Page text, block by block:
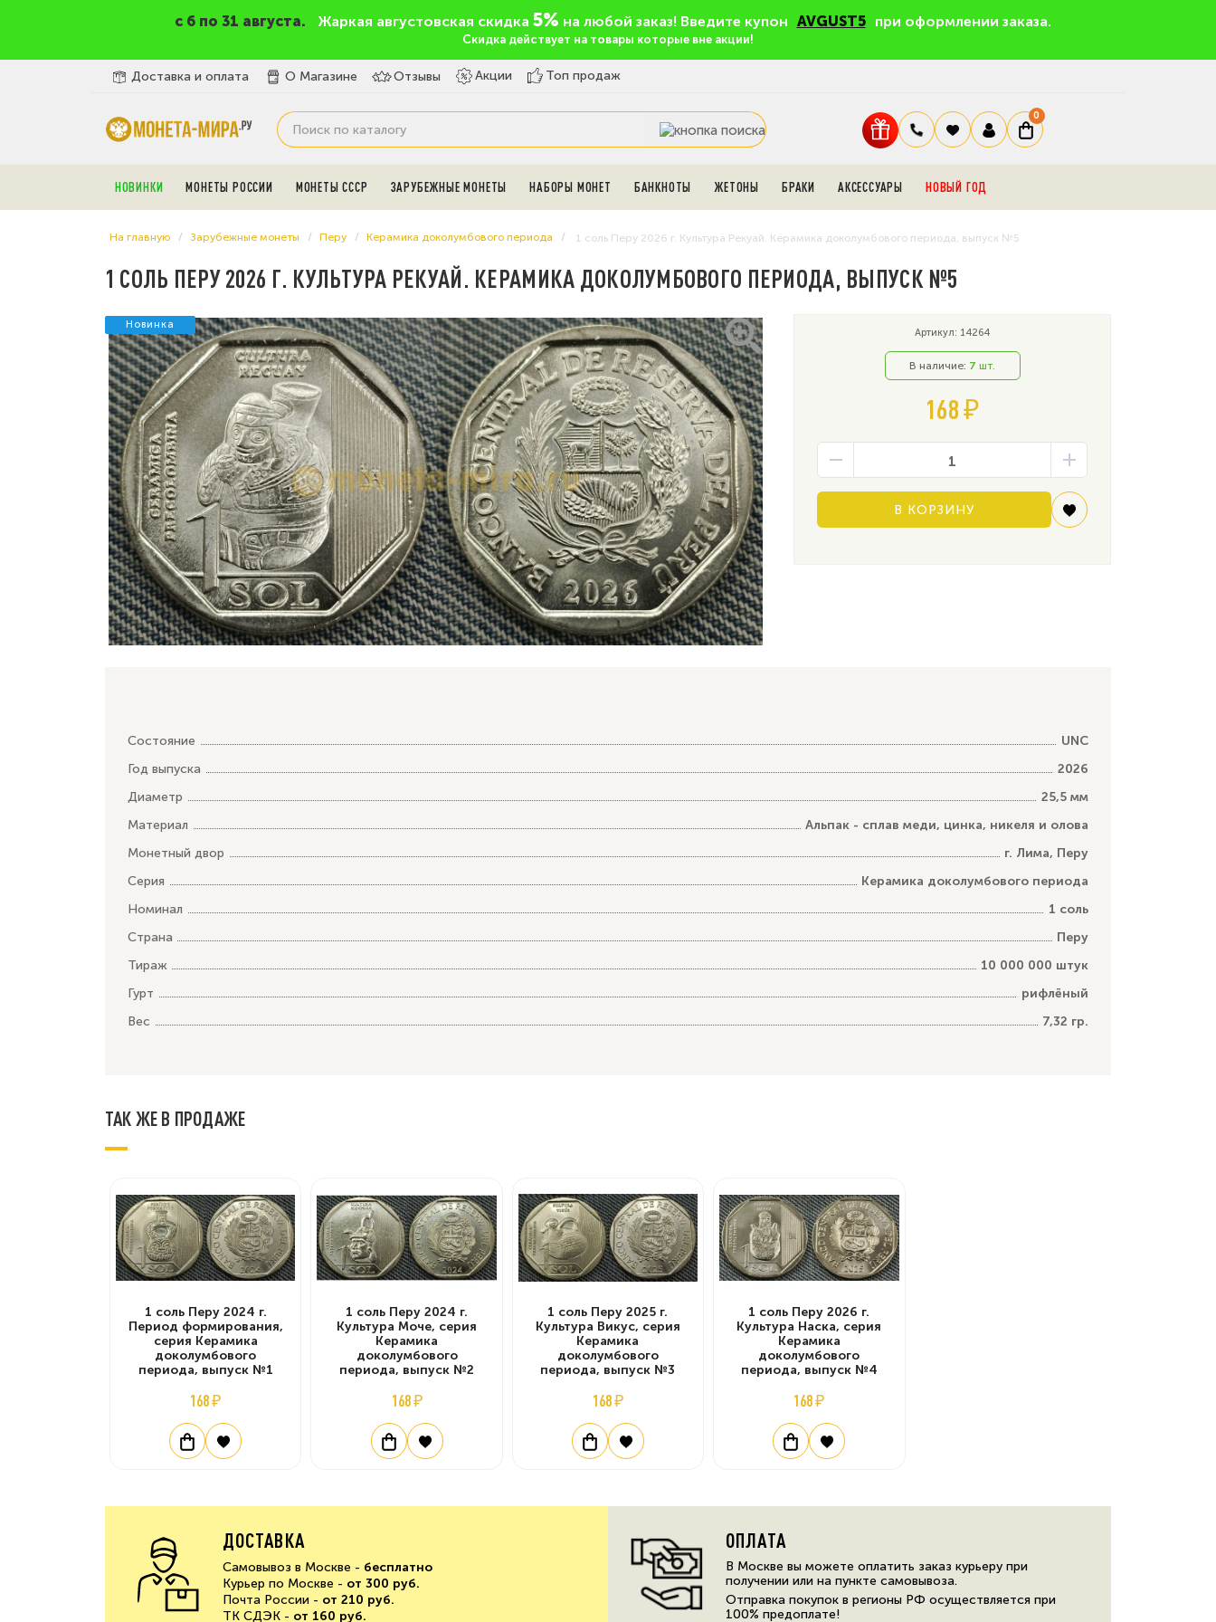
c 6 по 31 августа. Жаркая августовская скидка 5% на любой заказ! Введите купон AVGUST5 при оформлении заказа.
Скидка действует на товары которые вне акции!
Доставка и оплата О Магазине Отзывы Акции Топ продаж
0
НОВИНКИ МОНЕТЫ РОССИИ МОНЕТЫ СССР ЗАРУБЕЖНЫЕ МОНЕТЫ НАБОРЫ МОНЕТ БАНКНОТЫ ЖЕТОНЫ БРАКИ АКСЕССУАРЫ НОВЫЙ ГОД
На главную Зарубежные монеты Перу Керамика доколумбового периода 1 соль Перу 2026 г. Культура Рекуай. Керамика доколумбового периода, выпуск №5
1 СОЛЬ ПЕРУ 2026 Г. КУЛЬТУРА РЕКУАЙ. КЕРАМИКА ДОКОЛУМБОВОГО ПЕРИОДА, ВЫПУСК №5
Новинка
Новинка
Артикул: 14264
В наличие: 7 шт.
168 ₽
В КОРЗИНУ
Состояние
UNC
Год выпуска
2026
Диаметр
25,5 мм
Материал
Альпак - сплав меди, цинка, никеля и олова
Монетный двор
г. Лима, Перу
Серия
Керамика доколумбового периода
Номинал
1 соль
Страна
Перу
Тираж
10 000 000 штук
Гурт
рифлёный
Вес
7,32 гр.
ТАК ЖЕ В ПРОДАЖЕ
1 соль Перу 2024 г.
Период формирования,
серия Керамика
доколумбового
периода, выпуск №1
168 ₽
1 соль Перу 2024 г.
Культура Моче, серия
Керамика
доколумбового
периода, выпуск №2
168 ₽
1 соль Перу 2025 г.
Культура Викус, серия
Керамика
доколумбового
периода, выпуск №3
168 ₽
1 соль Перу 2026 г.
Культура Наска, серия
Керамика
доколумбового
периода, выпуск №4
168 ₽
ДОСТАВКА
Самовывоз в Москве - бесплатно
Курьер по Москве - от 300 руб.
Почта России - от 210 руб.
ТК СДЭК - от 160 руб.
ОПЛАТА
В Москве вы можете оплатить заказ курьеру при
получении или на пункте самовывоза.
Отправка покупок в регионы РФ осуществляется при
100% предоплате!